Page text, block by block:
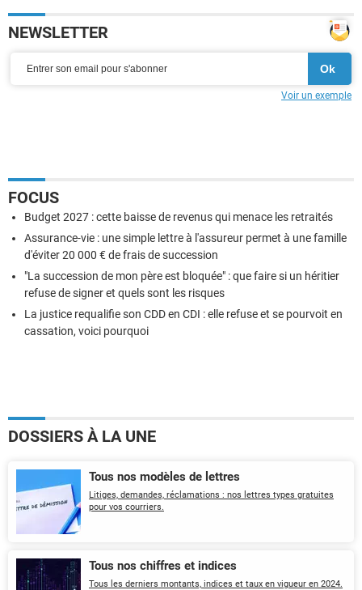
NEWSLETTER
Voir un exemple
FOCUS
Budget 2027 : cette baisse de revenus qui menace les retraités
Assurance-vie : une simple lettre à l'assureur permet à une famille
d'éviter 20 000 € de frais de succession
"La succession de mon père est bloquée" : que faire si un héritier
refuse de signer et quels sont les risques
La justice requalifie son CDD en CDI : elle refuse et se pourvoit en
cassation, voici pourquoi
DOSSIERS À LA UNE
Tous nos modèles de lettres
Litiges, demandes, réclamations : nos lettres types gratuites
pour vos courriers.
Tous nos chiffres et indices
Tous les derniers montants, indices et taux en vigueur en 2024.